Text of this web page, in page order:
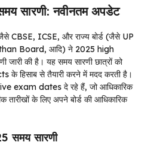
सारणी: नवीनतम अपडेट
जैसे CBSE, ICSE, और राज्य बोर्ड (जैसे UP
Board, आदि) ने 2025 high
की है। यह समय सारणी छात्रों को
हिसाब से तैयारी करने में मदद करती है।
exam dates दे रहे हैं, जो आधिकारिक
के लिए अपने बोर्ड की आधिकारिक
समय सारणी